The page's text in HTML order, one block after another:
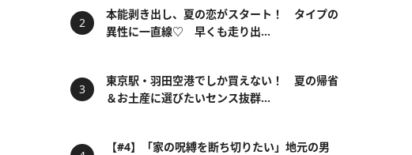
本能剥き出し、夏の恋がスタート！ タイプの
異性に一直線♡ 早くも走り出...
東京駅・羽田空港でしか買えない！ 夏の帰省
＆お土産に選びたいセンス抜群...
【#4】「家の呪縛を断ち切りたい」地元の男